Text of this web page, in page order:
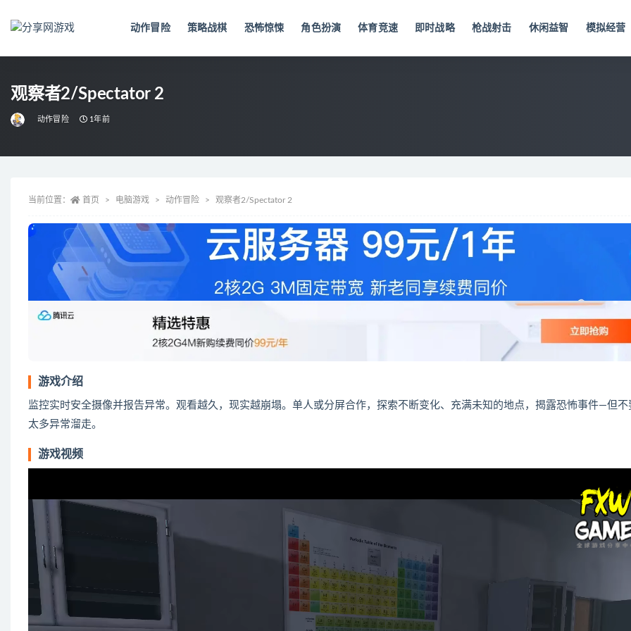
动作冒险 策略战棋 恐怖惊悚 角色扮演 体育竞速 即时战略 枪战射击 休闲益智 模拟经营
观察者2/Spectator 2
动作冒险 1年前
当前位置： 首页 电脑游戏 动作冒险 观察者2/Spectator 2
游戏介绍
监控实时安全摄像并报告异常。观看越久，现实越崩塌。单人或分屏合作，探索不断变化、充满未知的地点，揭露恐怖事件—但不
太多异常溜走。
游戏视频